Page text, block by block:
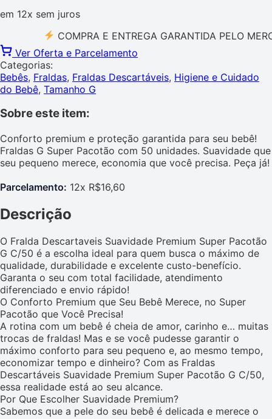
em 12x sem juros
COMPRA E ENTREGA GARANTIDA PELO MERCADO
Ver Oferta e Parcelamento
Categorias:
Bebês, Fraldas, Fraldas Descartáveis, Higiene e Cuidado
do Bebê, Tamanho G
Sobre este item:
Conforto premium e proteção garantida para seu bebê!
Fraldas G Super Pacotão com 50 unidades. Suavidade que
seu pequeno merece, economia que você precisa. Peça já!
Parcelamento: 12x R$16,60
Descrição
O Fralda Descartaveis Suavidade Premium Super Pacotão
G C/50 é a escolha ideal para quem busca o máximo de
qualidade, durabilidade e excelente custo-benefício.
Garanta o seu com total facilidade, atendimento
diferenciado e envio rápido!
O Conforto Premium que Seu Bebê Merece, no Super
Pacotão que Você Precisa!
A rotina com um bebê é cheia de amor, carinho e… muitas
trocas de fraldas! Mas e se você pudesse garantir o
máximo conforto para seu pequeno e, ao mesmo tempo,
economizar tempo e dinheiro? Com as Fraldas
Descartáveis Suavidade Premium Super Pacotão G C/50,
essa realidade está ao seu alcance.
Por Que Escolher Suavidade Premium?
Sabemos que a pele do seu bebê é delicada e merece o